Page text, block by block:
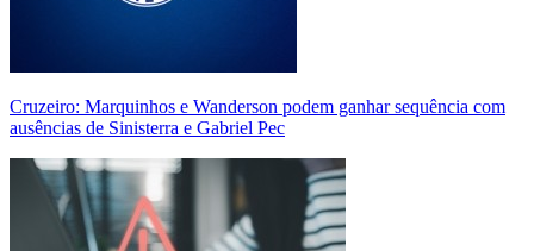
Cruzeiro: Marquinhos e Wanderson podem ganhar sequência com
ausências de Sinisterra e Gabriel Pec